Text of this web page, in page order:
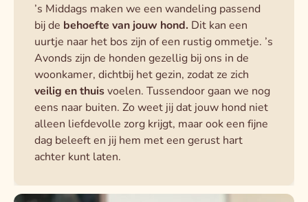
’s Middags maken we een wandeling passend
bij de behoefte van jouw hond. Dit kan een
uurtje naar het bos zijn of een rustig ommetje. ’s
Avonds zijn de honden gezellig bij ons in de
woonkamer, dichtbij het gezin, zodat ze zich
veilig en thuisvoelen. Tussendoor gaan we nog
eens naar buiten. Zo weet jij dat jouw hond niet
alleen liefdevolle zorg krijgt, maar ook een fijne
dag beleeft en jij hem met een gerust hart
achter kunt laten.